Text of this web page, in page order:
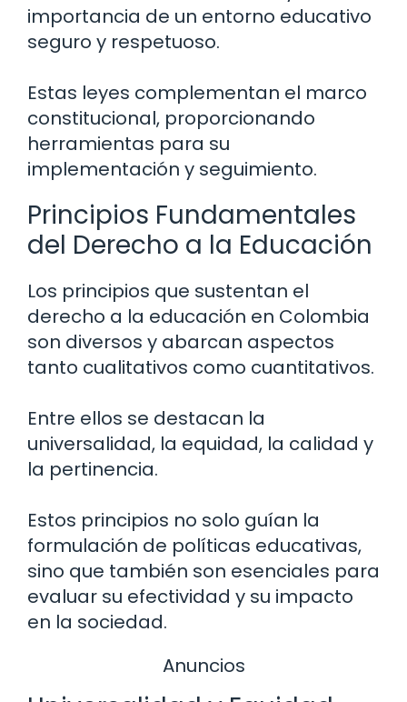
importancia de un entorno educativo
seguro y respetuoso.
Estas leyes complementan el marco
constitucional, proporcionando
herramientas para su
implementación y seguimiento.
Principios Fundamentales
del Derecho a la Educación
Los principios que sustentan el
derecho a la educación en Colombia
son diversos y abarcan aspectos
tanto cualitativos como cuantitativos.
Entre ellos se destacan la
universalidad, la equidad, la calidad y
la pertinencia.
Estos principios no solo guían la
formulación de políticas educativas,
sino que también son esenciales para
evaluar su efectividad y su impacto
en la sociedad.
Anuncios